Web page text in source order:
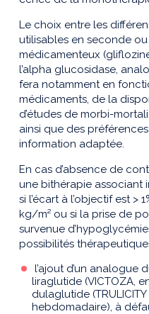
Le choix entre les
utilisables en seconde
médicamenteux
l’alpha glucosidase,
fera notamment en
médicaments, de la
d’études de morbi-
ainsi que des
information adaptée.
En cas d’absence de
une bithérapie associant
si l’écart à l’objectif est >
kg/m² ou si la prise de
survenue
possibilités
l’ajout d’un analogue
liraglutide (VICTOZA,
dulaglutide
hebdomadaire), à